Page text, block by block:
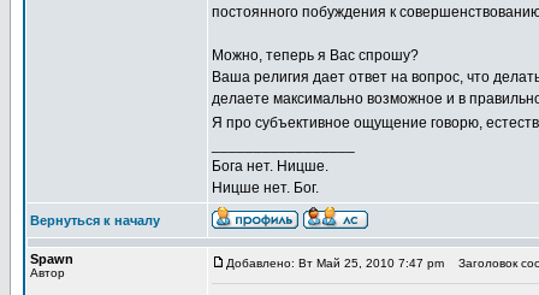
постоянного побуждения к
Можно, теперь я Вас спрошу?
Ваша религия дает ответ на вопрос, что
делаете максимально возможное и в
Я про субъективное ощущение говорю,
Бога нет. Ницше.
Ницше нет. Бог.
Вернуться к началу
Spawn
Автор
Добавлено: Вт Май 25, 2010 7:47 pm Заголовок